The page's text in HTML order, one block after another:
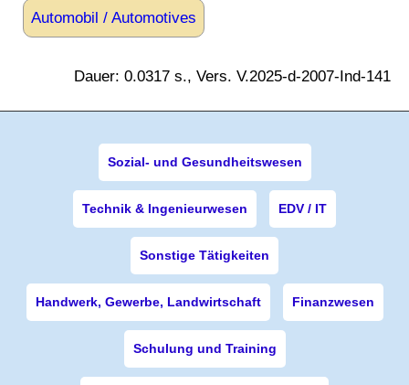
Automobil / Automotives
Dauer: 0.0317 s., Vers. V.2025-d-2007-Ind-141
Sozial- und Gesundheitswesen
Technik & Ingenieurwesen EDV / IT
Sonstige Tätigkeiten
Handwerk, Gewerbe, Landwirtschaft Finanzwesen
Schulung und Training